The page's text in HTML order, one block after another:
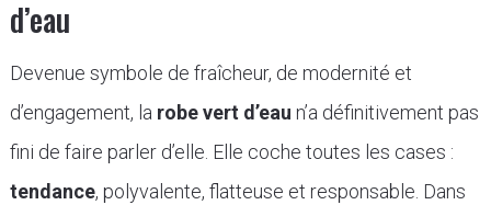
d’eau
Devenue symbole de fraîcheur, de modernité et
d’engagement, la robe vert d’eau n’a définitivement pas
fini de faire parler d’elle. Elle coche toutes les cases :
tendance, polyvalente, flatteuse et responsable. Dans